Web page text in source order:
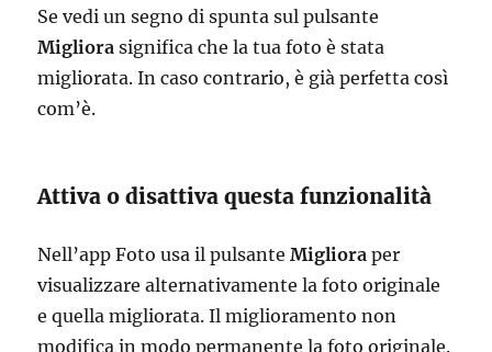
Se vedi un segno di spunta sul pulsante
Migliora significa che la tua foto è stata
migliorata. In caso contrario, è già perfetta così
com’è.
Attiva o disattiva questa funzionalità
Nell’app Foto usa il pulsanteMigliora per
visualizzare alternativamente la foto originale
e quella migliorata. Il miglioramento non
modifica in modo permanente la foto originale.